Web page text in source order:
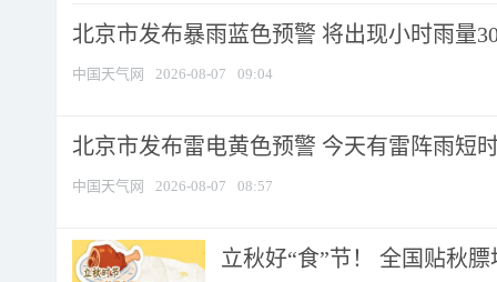
北京市发布暴雨蓝色预警 将出现小时雨量
中国天气网 2026-08-07 09:04
北京市发布雷电黄色预警 今天有雷阵雨短
中国天气网 2026-08-07 08:57
立秋好“食”节！ 全国贴秋